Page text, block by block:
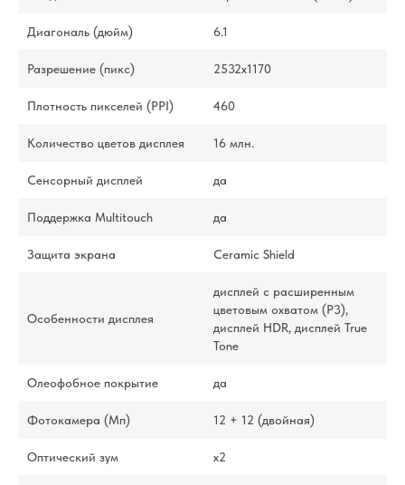
Диагональ (дюйм) 6.1
Разрешение (пикс) 2532x1170
Плотность пикселей (PPI) 460
Количество цветов дисплея 16 млн.
Сенсорный дисплей да
Поддержка Multitouch да
Защита экрана Ceramic Shield
Особенности дисплея
дисплей с расширенным
цветовым охватом (P3),
дисплей HDR, дисплей True
Tone
Олеофобное покрытие да
Фотокамера (Мп) 12 + 12 (двойная)
Оптический зум x2